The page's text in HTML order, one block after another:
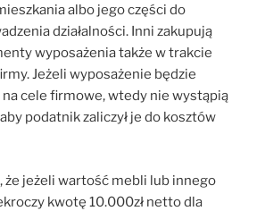
albo jego części do
działalności. Inni zakupują
wyposażenia także w trakcie
Jeżeli wyposażenie będzie
na cele firmowe, wtedy nie wystąpią
podatnik zaliczył je do kosztów
że jeżeli wartość mebli lub innego
kwotę 10.000zł netto dla